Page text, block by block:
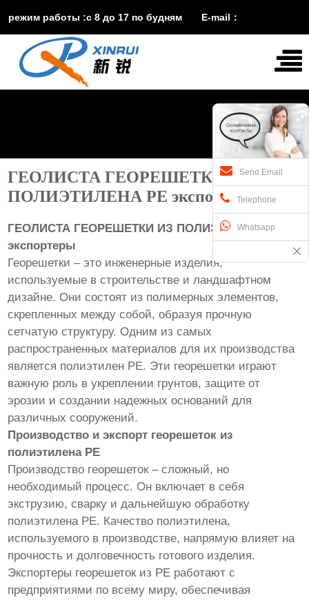
режим работы :с 8 до 17 по будням E-mail：
vira@xinruisuji.comWhatsApp： 
ГЕОЛИСТА ГЕОРЕШЕТКИ ИЗ
ПОЛИЭТИЛЕНА PE экспортеры
ГЕОЛИСТА ГЕОРЕШЕТКИ ИЗ ПОЛИЭТИЛЕНА PE
экспортеры
Георешетки – это инженерные изделия,
используемые в строительстве и ландшафтном
дизайне. Они состоят из полимерных элементов,
скрепленных между собой, образуя прочную
сетчатую структуру. Одним из самых
распространенных материалов для их производства
является полиэтилен PE. Эти георешетки играют
важную роль в укреплении грунтов, защите от
эрозии и создании надежных оснований для
различных сооружений.
Производство и экспорт георешеток из
полиэтилена PE
Производство георешеток – сложный, но
необходимый процесс. Он включает в себя
экструзию, сварку и дальнейшую обработку
полиэтилена PE. Качество полиэтилена,
используемого в производстве, напрямую влияет на
прочность и долговечность готового изделия.
Экспортеры георешеток из PE работают с
предприятиями по всему миру, обеспечивая
Send Email
Telephone
Whatsapp